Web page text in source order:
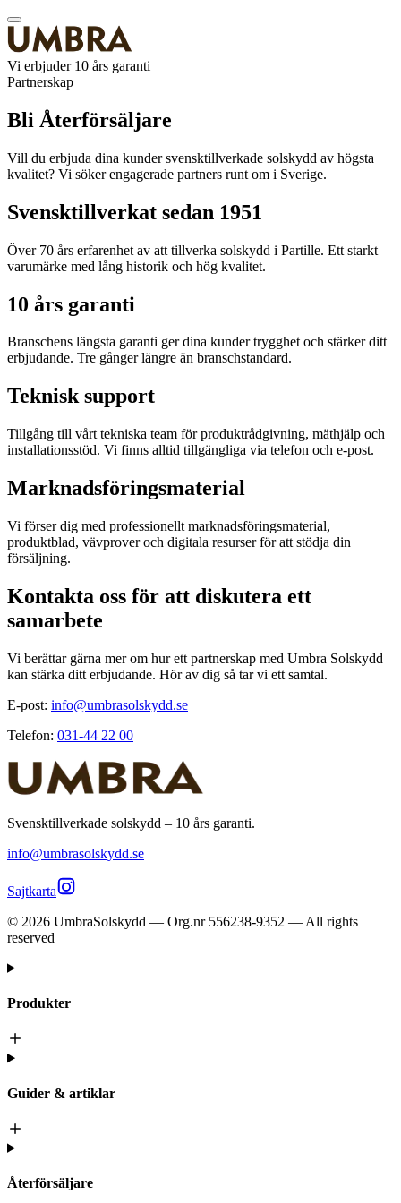
Vi erbjuder 10 års garanti
Partnerskap
Bli Återförsäljare
Vill du erbjuda dina kunder svensktillverkade solskydd av högsta
kvalitet? Vi söker engagerade partners runt om i Sverige.
Svensktillverkat sedan 1951
Över 70 års erfarenhet av att tillverka solskydd i Partille. Ett starkt
varumärke med lång historik och hög kvalitet.
10 års garanti
Branschens längsta garanti ger dina kunder trygghet och stärker ditt
erbjudande. Tre gånger längre än branschstandard.
Teknisk support
Tillgång till vårt tekniska team för produktrådgivning, mäthjälp och
installationsstöd. Vi finns alltid tillgängliga via telefon och e-post.
Marknadsföringsmaterial
Vi förser dig med professionellt marknadsföringsmaterial,
produktblad, vävprover och digitala resurser för att stödja din
försäljning.
Kontakta oss för att diskutera ett
samarbete
Vi berättar gärna mer om hur ett partnerskap med Umbra Solskydd
kan stärka ditt erbjudande. Hör av dig så tar vi ett samtal.
E-post: info@umbrasolskydd.se
Telefon: 031-44 22 00
Svensktillverkade solskydd – 10 års garanti.
info@umbrasolskydd.se
Sajtkarta
© 2026 UmbraSolskydd — Org.nr 556238-9352 — All rights
reserved
Produkter
Guider & artiklar
Återförsäljare